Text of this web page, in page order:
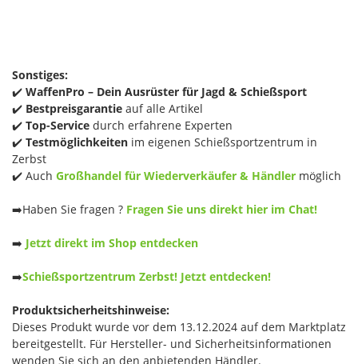
Sonstiges:
✔️ WaffenPro – Dein Ausrüster für Jagd & Schießsport
✔️ Bestpreisgarantie auf alle Artikel
✔️ Top-Service durch erfahrene Experten
✔️ Testmöglichkeiten im eigenen Schießsportzentrum in
Zerbst
✔️ Auch Großhandel für Wiederverkäufer & Händler möglich
➡️Haben Sie fragen ? Fragen Sie uns direkt hier im Chat!
➡️ Jetzt direkt im Shop entdecken
➡️Schießsportzentrum Zerbst! Jetzt entdecken!
Produktsicherheitshinweise:
Dieses Produkt wurde vor dem 13.12.2024 auf dem Marktplatz
bereitgestellt. Für Hersteller- und Sicherheitsinformationen
wenden Sie sich an den anbietenden Händler.